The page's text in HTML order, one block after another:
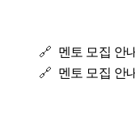
🔗 멘토 모집 안
🔗 멘토 모집 안